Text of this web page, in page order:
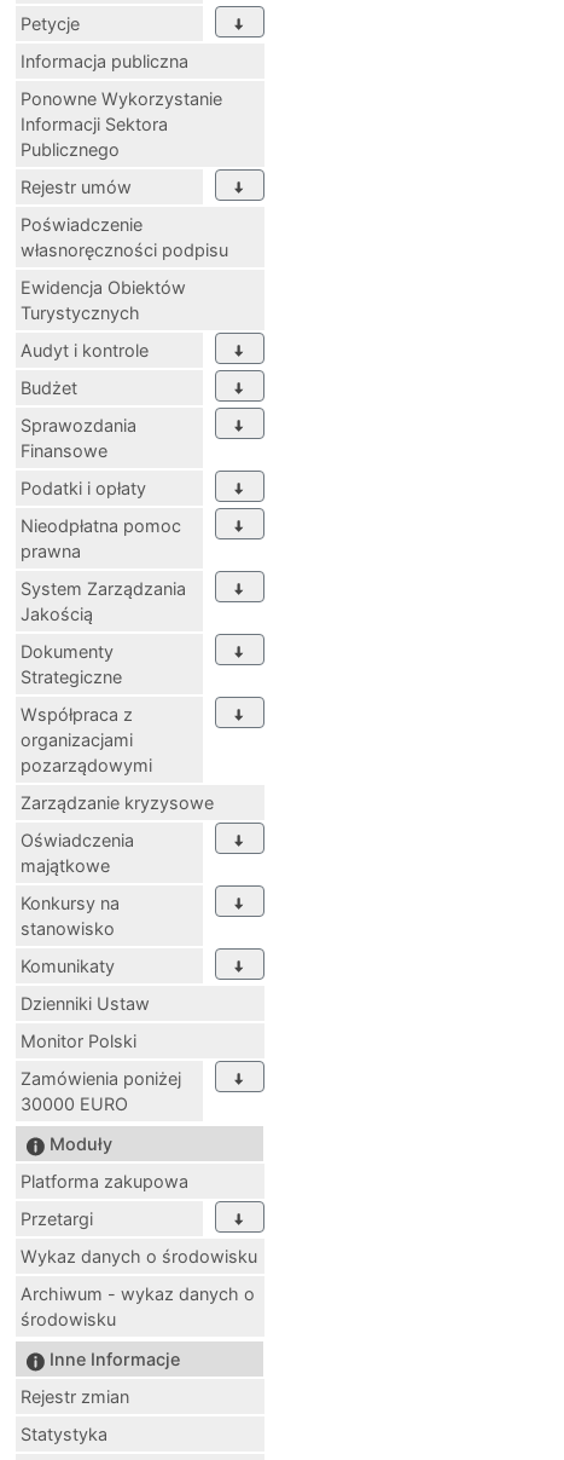
Petycje
Informacja publiczna
Ponowne Wykorzystanie
Informacji Sektora
Publicznego
Rejestr umów
Poświadczenie
własnoręczności podpisu
Ewidencja Obiektów
Turystycznych
Audyt i kontrole
Budżet
Sprawozdania
Finansowe
Podatki i opłaty
Nieodpłatna pomoc
prawna
System Zarządzania
Jakością
Dokumenty
Strategiczne
Współpraca z
organizacjami
pozarządowymi
Zarządzanie kryzysowe
Oświadczenia
majątkowe
Konkursy na
stanowisko
Komunikaty
Dzienniki Ustaw
Monitor Polski
Zamówienia poniżej
30000 EURO
Moduły
Platforma zakupowa
Przetargi
Wykaz danych o środowisku
Archiwum - wykaz danych o
środowisku
Inne Informacje
Rejestr zmian
Statystyka